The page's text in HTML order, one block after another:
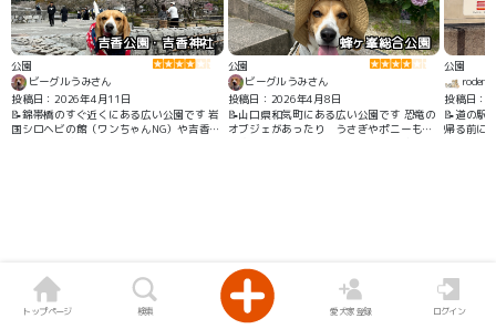
吉香公園・吉香神社
公園
ビーグルうみさん
投稿日：2026年4月11日
📝錦帯橋のすぐ近くにある広い公園です 岩
国シロヘビの館（ワンちゃんNG）や吉香神
蜂ヶ峯総合公園
公園
ビーグルうみさん
投稿日：2026年4月8日
📝山口県和気町にある広い公園です 恐竜の
オブジェがあったり うさぎやポニーもい
公園
投稿日：
📝道の駅
帰る前に
トップページ 検索 愛犬家登録 ログイン